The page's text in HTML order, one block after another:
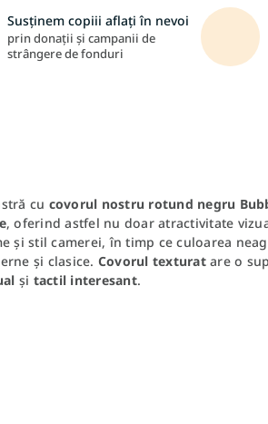
Susținem copiii aflați în nevoi
prin donații și campanii de
strângere de fonduri
cu covorul nostru rotund negru
, oferind astfel nu doar atractivitate
și stil camerei, în timp ce culoarea
și clasice. Covorul texturatare o
și tactil interesant.